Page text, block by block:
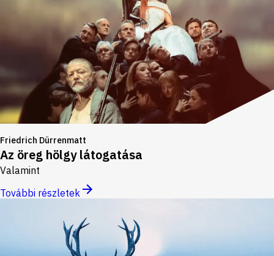
Friedrich Dürrenmatt
Az öreg hölgy látogatása
Valamint
További részletek